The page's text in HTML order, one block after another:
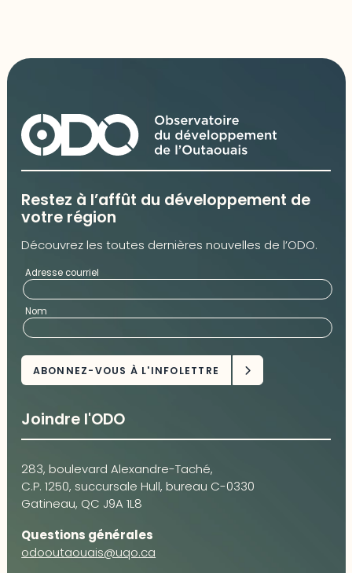
Restez à l’affût du développement de
votre région
Découvrez les toutes dernières nouvelles de l’ODO.
Adresse courriel
Nom
Joindre l'ODO
283, boulevard Alexandre-Taché,
C.P. 1250, succursale Hull, bureau C-0330
Gatineau, QC J9A 1L8
Questions générales
odooutaouais@uqo.ca